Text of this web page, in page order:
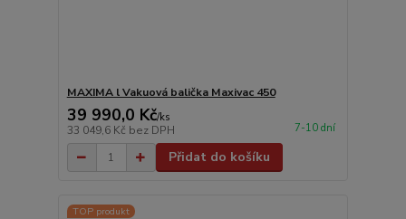
MAXIMA l Vakuová balička Maxivac 450
39 990,0 Kč/ks
33 049,6 Kč bez DPH 7-10 dní
Přidat do košíku
TOP produkt